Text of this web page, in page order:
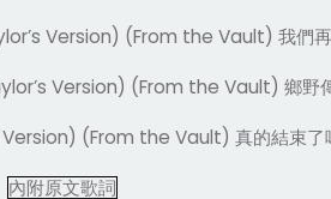
Version) (From the Vault) 我們
Version) (From the Vault) 鄉野
Version) (From the Vault) 真的結束了
內附原文歌詞